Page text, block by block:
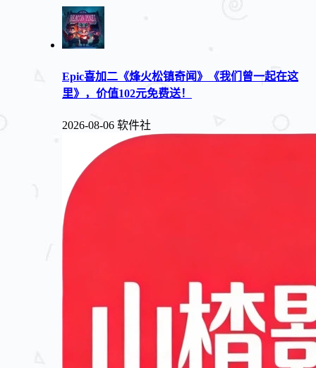
Epic喜加二《烽火松镇奇闻》《我们曾一起在这
里》，价值102元免费送！
2026-08-06 软件社